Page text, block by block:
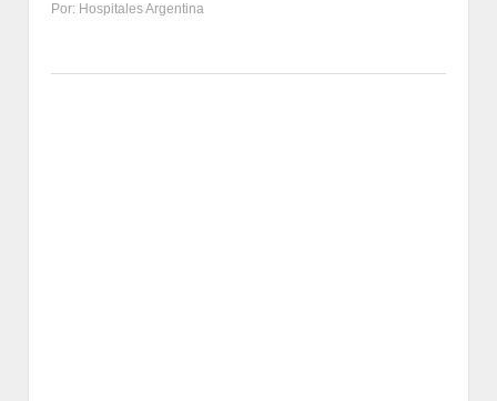
Por: Hospitales Argentina